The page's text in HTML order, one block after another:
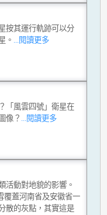
按其運行軌跡可以分
。
...閱讀更多
「風雲四號」衛星在
像？
...閱讀更多
活動對地貌的影響。
覆蓋河南省及安徽省一
散的灰點，其實這是